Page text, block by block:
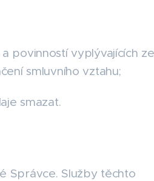
povinností vyplývajících ze
smluvního vztahu;
smazat.
Správce. Služby těchto